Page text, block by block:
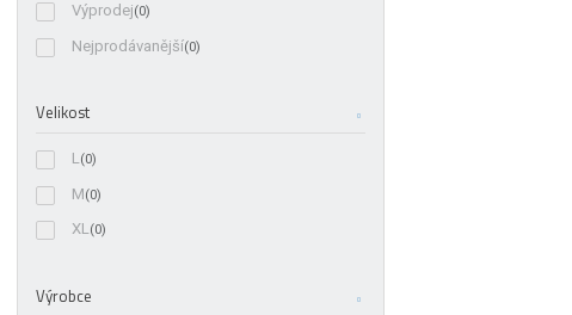
Výprodej(0)
Nejprodávanější(0)
Velikost
L(0)
M(0)
XL(0)
Výrobce